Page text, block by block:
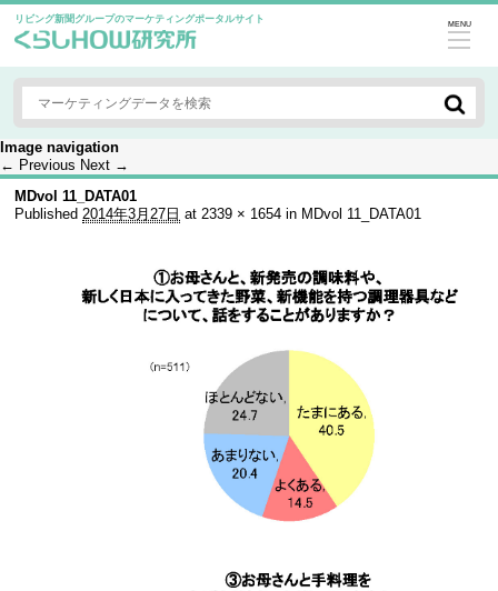
リビング新聞グループのマーケティングポータルサイト MENU
Image navigation
← Previous Next →
MDvol 11_DATA01
Published2014年3月27日 at2339 × 1654 in MDvol 11_DATA01